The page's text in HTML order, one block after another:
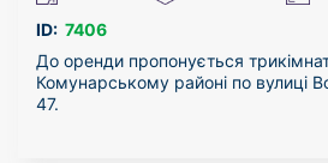
ID: 7406
До оренди пропонується
Комунарському районі по вулиці
47.